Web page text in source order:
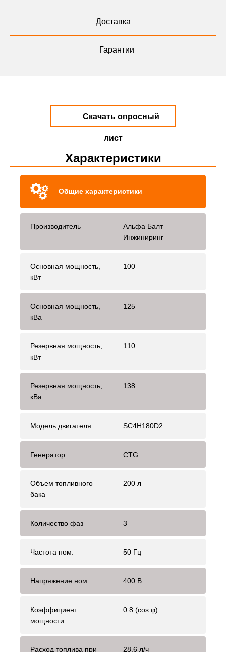
Доставка
Гарантии
Скачать опросный
лист
Характеристики
Общие характеристики
Производитель
Альфа Балт
Инжиниринг
Основная мощность,
кВт
100
Основная мощность,
кВа
125
Резервная мощность,
кВт
110
Резервная мощность,
кВа
138
Модель двигателя SC4H180D2
Генератор CTG
Объем топливного
бака
200 л
Количество фаз 3
Частота ном. 50 Гц
Напряжение ном. 400 В
Коэффициент
мощности
0.8 (cos φ)
Расход топлива при 28.6 л/ч